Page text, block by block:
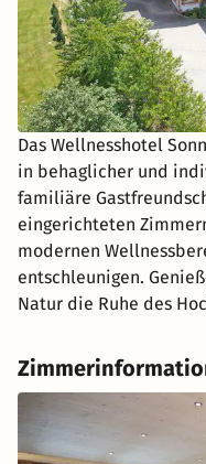
Das Wellnesshotel
in behaglicher und
familiäre
eingerichteten
modernen
entschleunigen.
Natur die Ruhe des